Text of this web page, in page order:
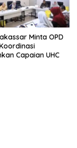
Minta OPD
Capaian UHC